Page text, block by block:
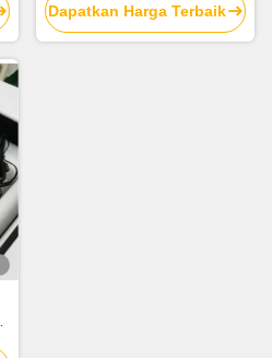
Peralatan Uji Keselamatan
Dapatkan Harga Terbaik